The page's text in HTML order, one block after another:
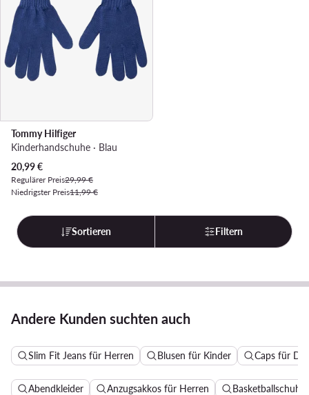
Tommy Hilfiger
Kinderhandschuhe · Blau
Aktueller Preis
20,99€
Regulärer Preis29,99 €
Niedrigster Preis11,99 €
Sortieren Filtern
Andere Kunden suchten auch
Slim Fit Jeans für Herren Blusen für Kinder Caps für
Abendkleider Anzugsakkos für Herren Basketballschuhe